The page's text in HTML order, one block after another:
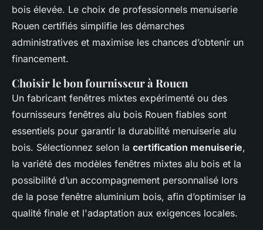
bois élevée. Le choix de professionnels menuiserie
Rouen certifiés simplifie les démarches
administratives et maximise les chances d’obtenir un
financement.
Choisir le bon fournisseur à Rouen
Un fabricant fenêtres mixtes expérimenté ou des
fournisseurs fenêtres alu bois Rouen fiables sont
essentiels pour garantir la durabilité menuiserie alu
bois. Sélectionnez selon la certification menuiserie,
la variété des modèles fenêtres mixtes alu bois et la
possibilité d’un accompagnement personnalisé lors
de la pose fenêtre aluminium bois, afin d’optimiser la
qualité finale et l'adaptation aux exigences locales.